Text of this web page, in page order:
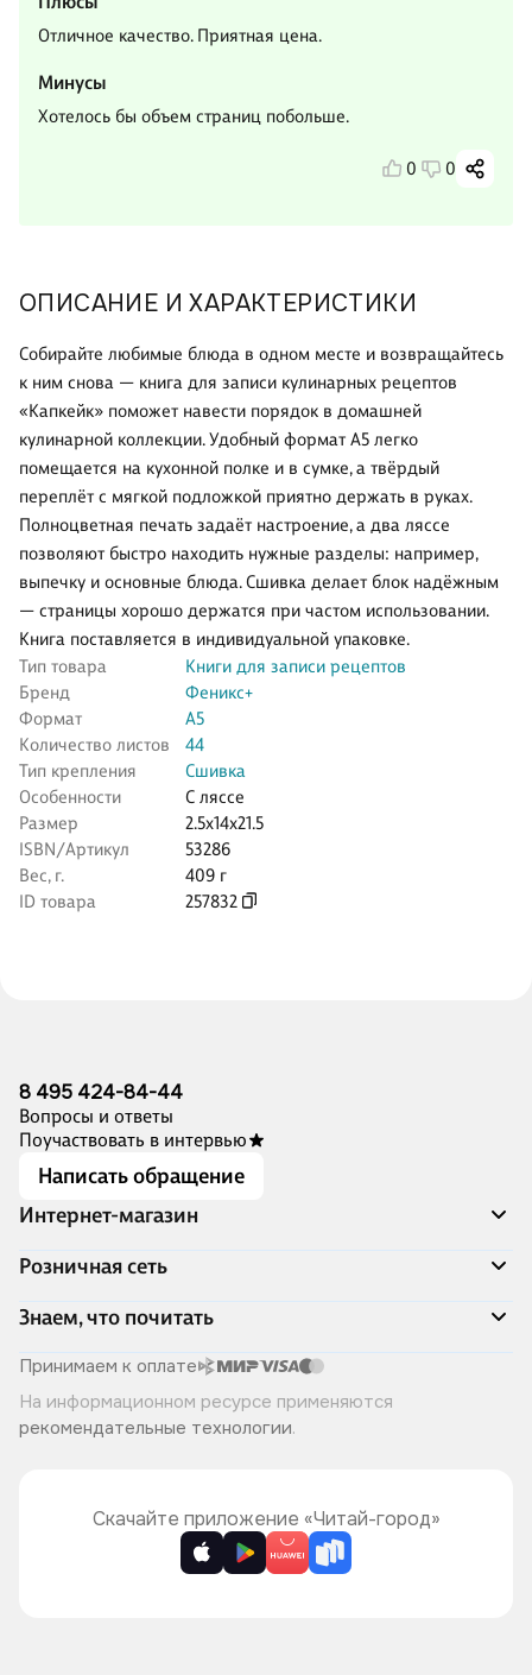
ОПИСАНИЕ И ХАРАКТЕРИСТИКИ
Собирайте любимые блюда в одном месте и возвращайтесь
к ним снова — книга для записи кулинарных рецептов
«Капкейк» поможет навести порядок в домашней
кулинарной коллекции. Удобный формат А5 легко
помещается на кухонной полке и в сумке, а твёрдый
переплёт с мягкой подложкой приятно держать в руках.
Полноцветная печать задаёт настроение, а два ляссе
позволяют быстро находить нужные разделы: например,
выпечку и основные блюда. Сшивка делает блок надёжным
— страницы хорошо держатся при частом использовании.
Книга поставляется в индивидуальной упаковке.
Тип товара
Книги для записи рецептов
Бренд
Феникс+
Формат
А5
Количество листов
44
Тип крепления
Сшивка
Особенности
С ляссе
Размер
2.5x14x21.5
ISBN/Артикул
53286
Вес, г.
409 г
ID товара
257832
Отличное качество. Приятная цена.
Минусы
Хотелось бы объем страниц побольше.
0 0
8 495 424-84-44
Вопросы и ответы
Поучаствовать в интервью
Написать обращение
Интернет-магазин
Акции
Доставка и оплата
Программа лояльности
Подарочные сертификаты
Правила продажи
Политика конфиденциальности
Розничная сеть
Адреса магазинов
Книжный Дозор
О компании
Читай-город для бизнеса
Хотите у нас работать?
Знаем, что почитать
Скоро в продаже
Лучшие из лучших
Читай-журнал
Принимаем к оплате
На информационном ресурсе применяются
рекомендательные технологии.
Скачайте приложение «Читай-город»